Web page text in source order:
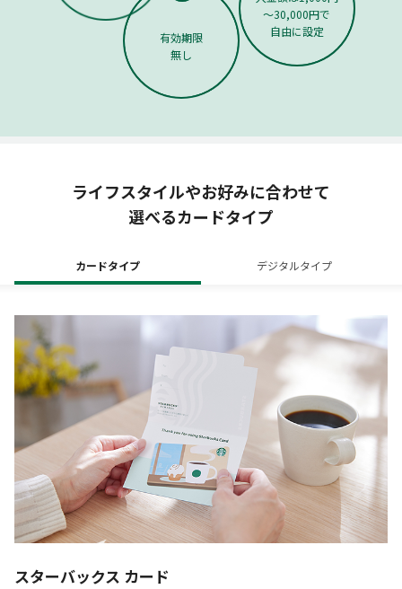
～30,000円で
自由に設定
有効期限
無し
ライフスタイルやお好みに合わせて
選べるカードタイプ
カードタイプ デジタルタイプ
スターバックス カード